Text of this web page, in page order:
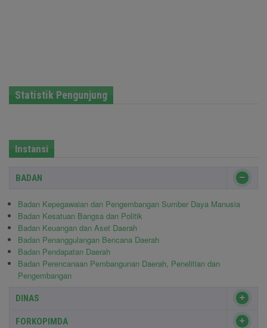
Statistik Pengunjung
Instansi
BADAN
Badan Kepegawaian dan Pengembangan Sumber Daya Manusia
Badan Kesatuan Bangsa dan Politik
Badan Keuangan dan Aset Daerah
Badan Penanggulangan Bencana Daerah
Badan Pendapatan Daerah
Badan Perencanaan Pembangunan Daerah, Penelitian dan
Pengembangan
DINAS
FORKOPIMDA